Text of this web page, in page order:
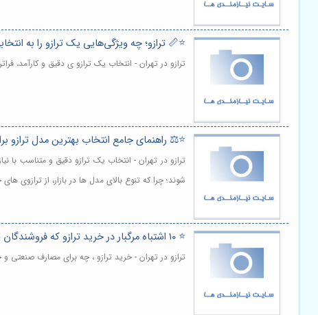
⭐️📏 ترازو؛ چه ویژگی‌هایی یک ترازو را به
ترازو در تهران - انتخاب یک ترازو ی دقیق و کارآمد،
⭐️⚖️ راهنمای جامع انتخاب بهترین مدل ترازو
ترازو در تهران - انتخاب یک ترازو دقیق و متناسب
شوند؛ چرا که تنوع بالای مدل ها در بازار، از
⭐️ ۱۰ اشتباه مرگبار در خرید ترازو که فروشندگان به شما نمی‌گویند! ⚖️
ترازو در تهران - خرید ترازو ، چه برای مصارف